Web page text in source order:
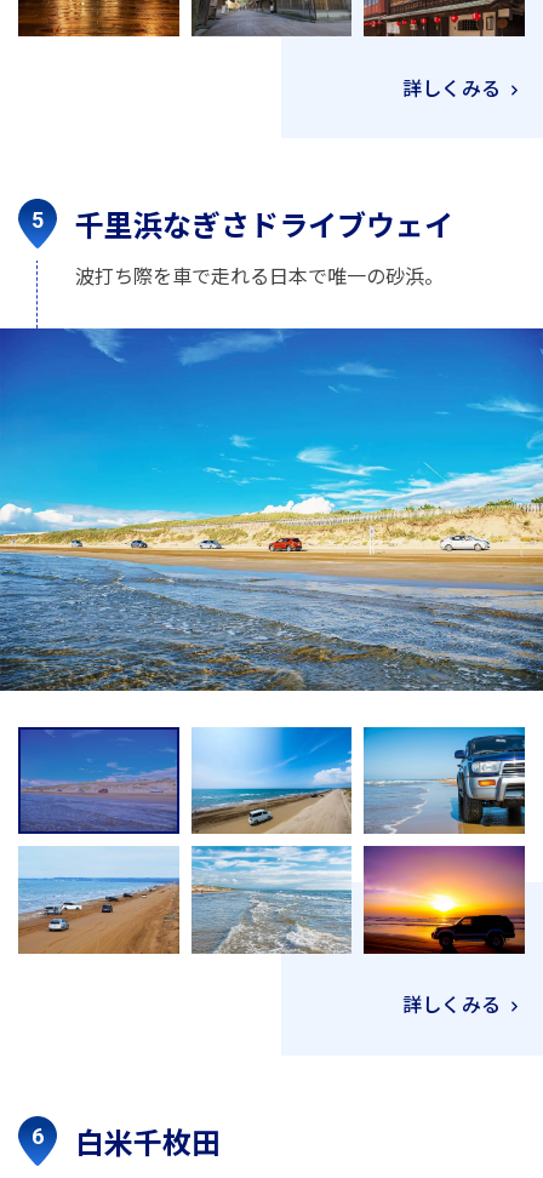
詳しくみる
千里浜なぎさドライブウェイ
波打ち際を車で走れる日本で唯一の砂浜。
詳しくみる
白米千枚田